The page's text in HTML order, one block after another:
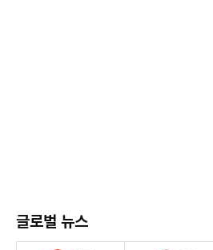
글로벌 뉴스